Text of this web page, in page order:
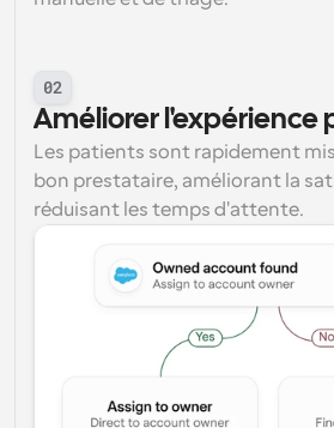
02
Améliorer l'expérience
Les patients sont rapidement
bon prestataire, améliorant la
réduisant les temps d'attente.